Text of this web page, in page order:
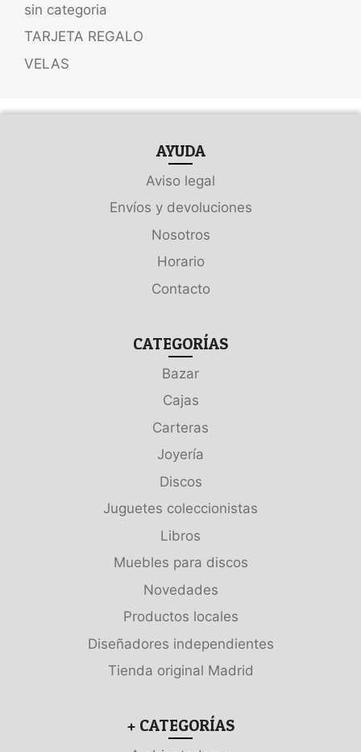
sin categoria
TARJETA REGALO
VELAS
AYUDA
Aviso legal
Envíos y devoluciones
Nosotros
Horario
Contacto
CATEGORÍAS
Bazar
Cajas
Carteras
Joyería
Discos
Juguetes coleccionistas
Libros
Muebles para discos
Novedades
Productos locales
Diseñadores independientes
Tienda original Madrid
+ CATEGORÍAS